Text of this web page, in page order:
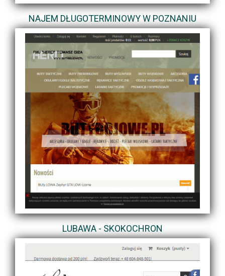
NAJEM DŁUGOTERMINOWY W POZNANIU
LUBAWA - SKOKOCHRON